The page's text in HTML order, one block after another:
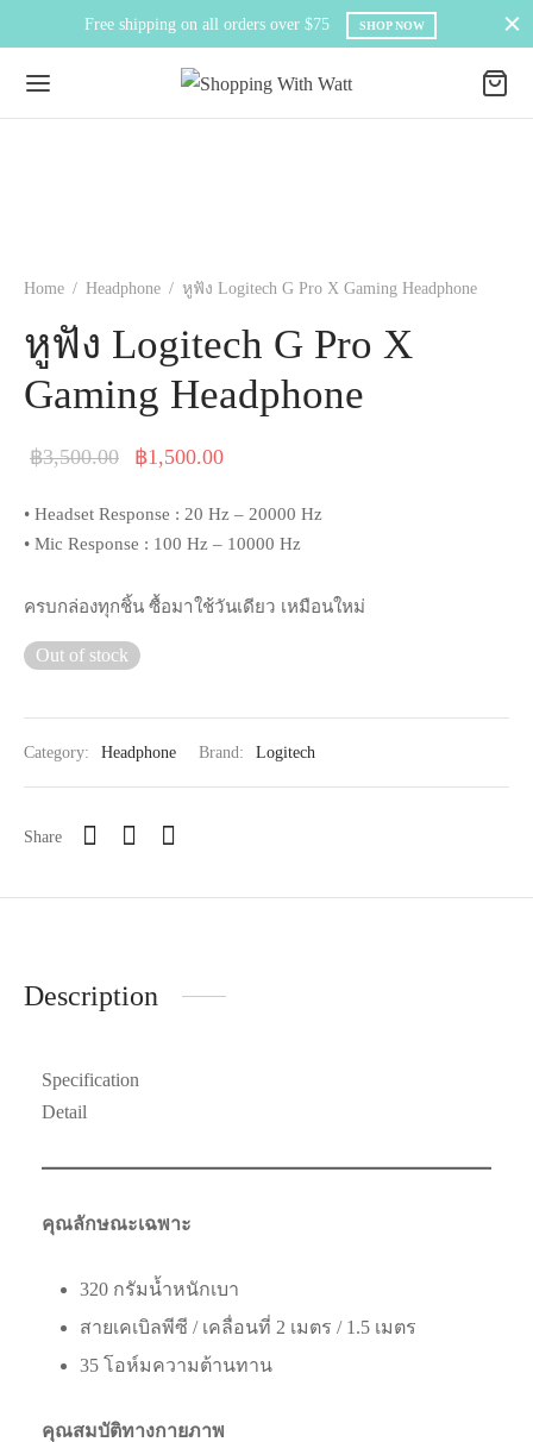
Free shipping on all orders over $75 SHOP NOW
Home / Headphone / หูฟัง Logitech G Pro X Gaming Headphone
หูฟัง Logitech G Pro X
Gaming Headphone
฿3,500.00
Original
฿3,500.00.
฿1,500.00
฿1,500.00.
• Headset Response : 20 Hz – 20000 Hz
• Mic Response : 100 Hz – 10000 Hz
ครบกล่องทุกชิ้น ซื้อมาใช้วันเดียว เหมือนใหม่
Out of stock
Category: Headphone Brand: Logitech
Share
Description
Specification
Detail
คุณลักษณะเฉพาะ
320 กรัมน้ำหนักเบา
สายเคเบิลพีซี / เคลื่อนที่ 2 เมตร / 1.5 เมตร
35 โอห์มความต้านทาน
คุณสมบัติทางกายภาพ